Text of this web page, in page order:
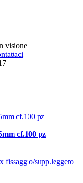
visione
cf.100 pz